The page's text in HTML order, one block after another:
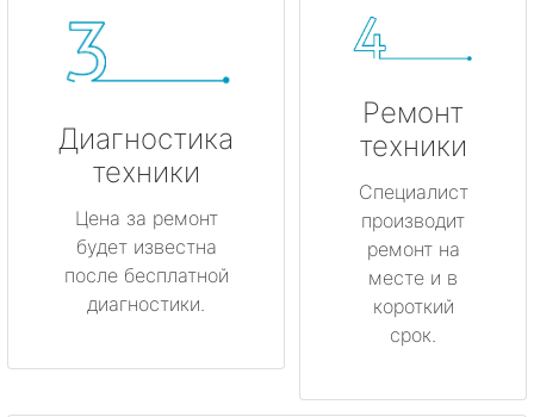
Диагностика
техники
Цена за ремонт
будет известна
после бесплатной
диагностики.
Ремонт
техники
Специалист
производит
ремонт на
месте и в
короткий
срок.